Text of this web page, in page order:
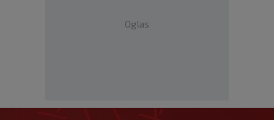
Oglas